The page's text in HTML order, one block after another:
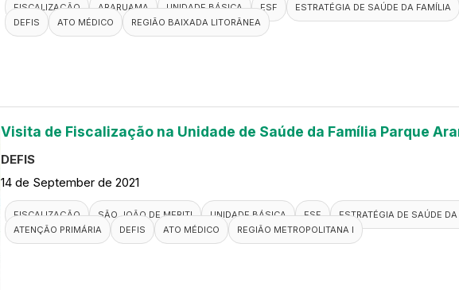
FISCALIZAÇÃO ARARUAMA UNIDADE BÁSICA ESF ESTRATÉGIA DE SAÚDE DA FAMÍLIA
DEFIS
ATO MÉDICO REGIÃO BAIXADA LITORÂNEA
Visita de Fiscalização na Unidade de Saúde da Família Parque
DEFIS
14 de September de 2021
FISCALIZAÇÃO SÃO JOÃO DE MERITI UNIDADE BÁSICA ESF
ESTRATÉGIA DE SAÚDE
ATENÇÃO PRIMÁRIA
DEFIS ATO MÉDICO REGIÃO METROPOLITANA I